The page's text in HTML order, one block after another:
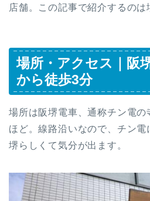
店舗。この記事で紹介するのは
場所・アクセス｜阪
から徒歩3分
場所は阪堺電車、通称チン電
ほど。線路沿いなので、チン
堺らしくて気分が出ます。